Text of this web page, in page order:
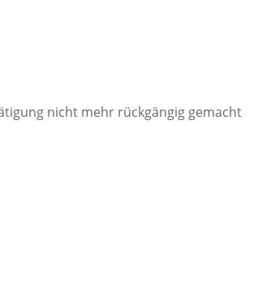
nicht mehr rückgängig gemacht